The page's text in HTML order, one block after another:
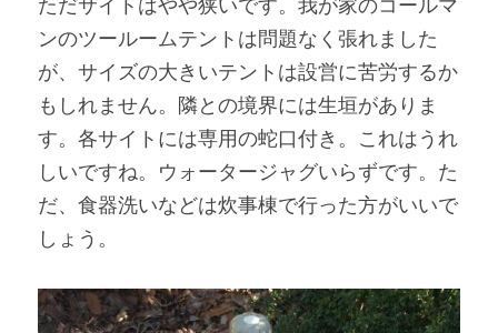
ただサイトはやや狭いです。我が家のコールマ
ンのツールームテントは問題なく張れました
が、サイズの大きいテントは設営に苦労するか
もしれません。隣との境界には生垣がありま
す。各サイトには専用の蛇口付き。これはうれ
しいですね。ウォータージャグいらずです。た
だ、食器洗いなどは炊事棟で行った方がいいで
しょう。